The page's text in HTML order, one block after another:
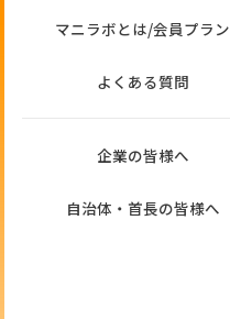
マニラボとは/会員プラン
よくある質問
企業の皆様へ
自治体・首長の皆様へ